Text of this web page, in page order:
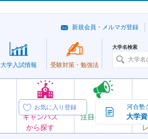
オープン
キャンパス
から探す
注目の大学
ト
大学入試情報 受験対策・ 勉強法
大学名検索
新規会員・メルマガ登録
お気に入り登録 河合塾
大学